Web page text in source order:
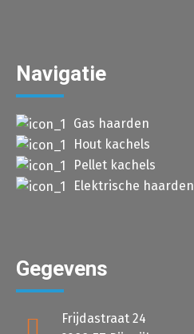
Navigatie
Gas haarden
Hout kachels
Pellet kachels
Elektrische haarden
Gegevens
Frijdastraat 24